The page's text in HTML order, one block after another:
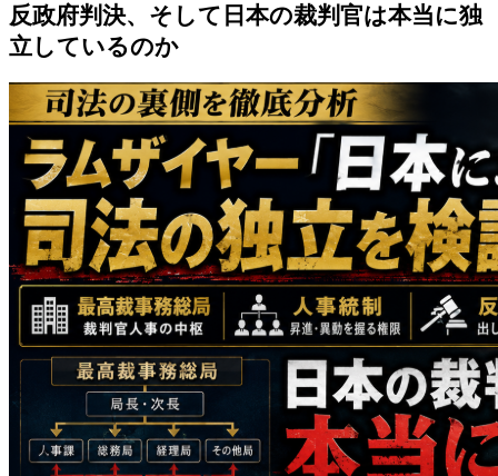
反政府判決、そして日本の裁判官は本当に独
立しているのか